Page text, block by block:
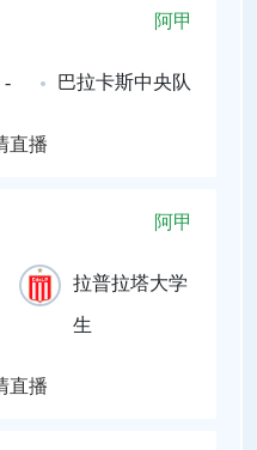
阿甲
- 巴拉卡斯中央队
直播
阿甲
拉普拉塔大学
生
直播